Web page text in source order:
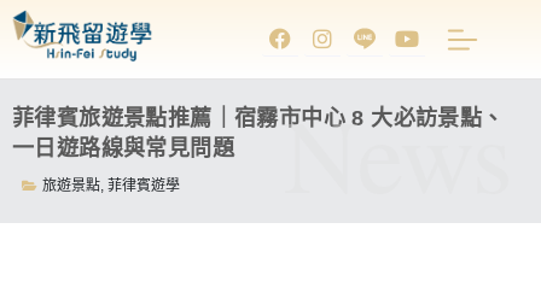
菲律賓旅遊景點推薦｜宿霧市中心 8 大必訪景點、
一日遊路線與常見問題
旅遊景點, 菲律賓遊學 News